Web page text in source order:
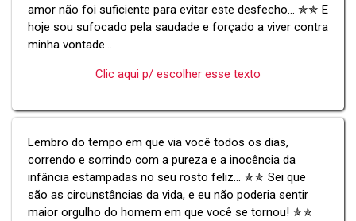
amor não foi suficiente para evitar este desfecho... ✯✯ E
hoje sou sufocado pela saudade e forçado a viver contra
minha vontade...
Clic aqui p/ escolher esse texto
Lembro do tempo em que via você todos os dias,
correndo e sorrindo com a pureza e a inocência da
infância estampadas no seu rosto feliz... ✯✯ Sei que
são as circunstâncias da vida, e eu não poderia sentir
maior orgulho do homem em que você se tornou! ✯✯